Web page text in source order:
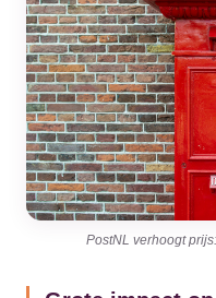
PostNL verhoogt